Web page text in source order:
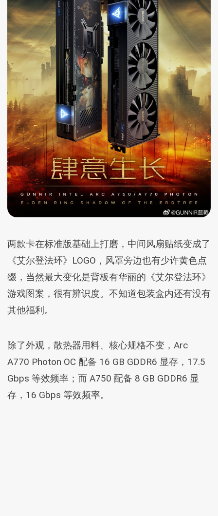
两款卡在标准版基础上打磨，中间风扇贴纸变成了
《艾尔登法环》LOGO，风罩旁边也有少许黄色点
缀，当然最大变化是背板有华丽的《艾尔登法环》
游戏图案，很有辨识度。不知道包装盒内还有没有
其他福利。
除了外观，散热器用料、核心规格不变，Arc
A770 Photon OC 配备 16 GB GDDR6 显存，17.5
Gbps 等效频率；而 A750 配备 8 GB GDDR6 显
存，16 Gbps 等效频率。